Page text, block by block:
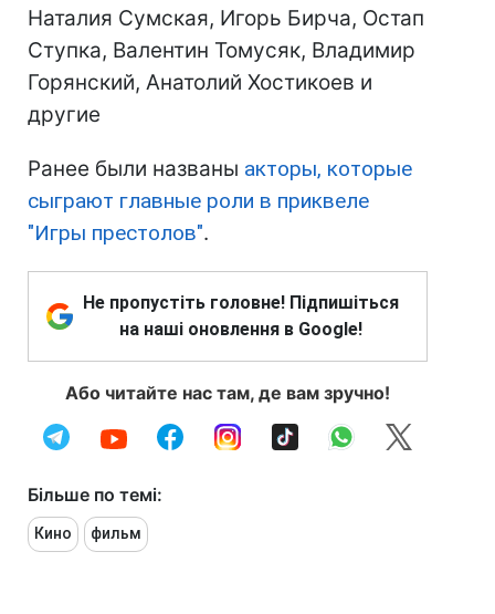
Наталия Сумская, Игорь Бирча, Остап
Ступка, Валентин Томусяк, Владимир
Горянский, Анатолий Хостикоев и
другие
Ранее были названы акторы, которые
сыграют главные роли в приквеле
"Игры престолов".
Не пропустіть головне! Підпишіться
на наші оновлення в Google!
Або читайте нас там, де вам зручно!
Більше по темі:
Кино фильм